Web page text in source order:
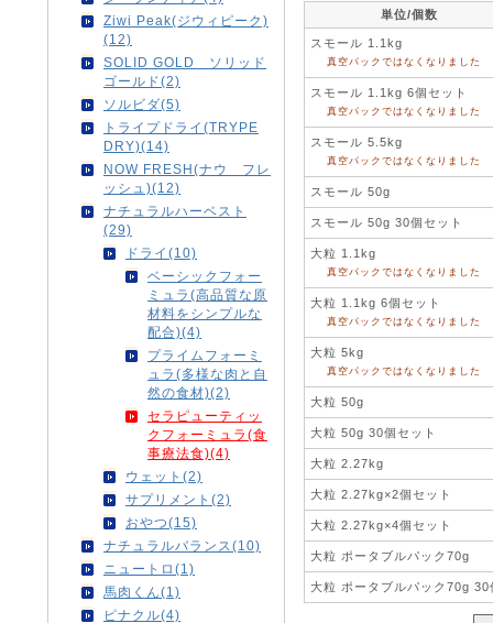
Ziwi Peak(ジウィピーク)
(12)
SOLID GOLD ソリッド
ゴールド(2)
ソルビダ(5)
トライプドライ(TRYPE
DRY)(14)
NOW FRESH(ナウ フレ
ッシュ)(12)
ナチュラルハーベスト
(29)
ドライ(10)
ベーシックフォー
ミュラ(高品質な原
材料をシンプルな
配合)(4)
プライムフォーミ
ュラ(多様な肉と自
然の食材)(2)
セラピューティッ
クフォーミュラ(食
事療法食)(4)
ウェット(2)
サプリメント(2)
おやつ(15)
ナチュラルバランス(10)
ニュートロ(1)
馬肉くん(1)
ピナクル(4)
単位/個数
スモール 1.1kg
真空パックではなくなりました
スモール 1.1kg 6個セット
真空パックではなくなりました
スモール 5.5kg
真空パックではなくなりました
スモール 50g
スモール 50g 30個セット
大粒 1.1kg
真空パックではなくなりました
大粒 1.1kg 6個セット
真空パックではなくなりました
大粒 5kg
真空パックではなくなりました
大粒 50g
大粒 50g 30個セット
大粒 2.27kg
大粒 2.27kg×2個セット
大粒 2.27kg×4個セット
大粒 ポータブルパック70g
大粒 ポータブルパック70g 30